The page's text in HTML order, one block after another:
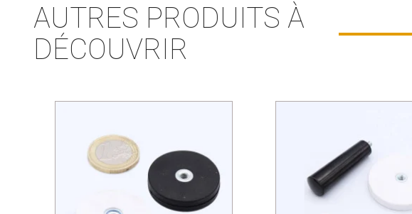
AUTRES PRODUITS À
DÉCOUVRIR